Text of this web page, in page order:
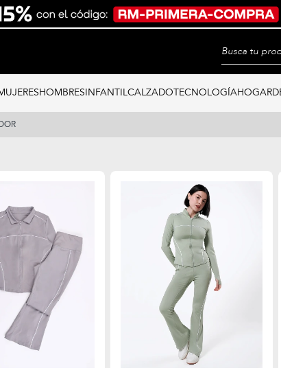
HOMBRESINFANTILCALZADOTECNOLOGÍAHOGAR